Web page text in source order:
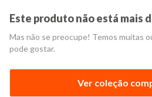
Este produto não está mais
Mas não se preocupe! Temos muitas
pode gostar.
Ver coleção